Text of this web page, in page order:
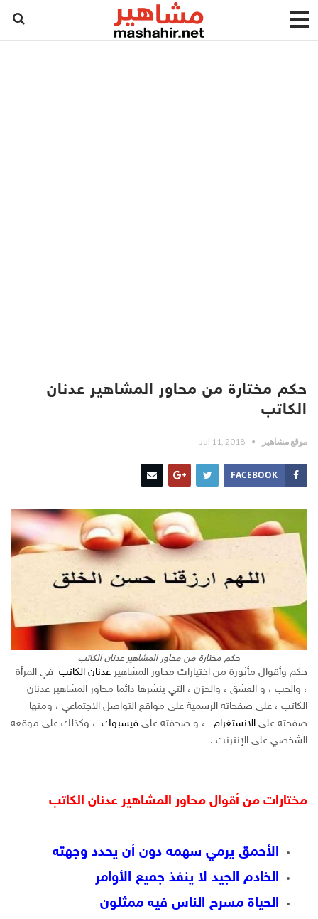
حكم مختارة من محاور المشاهير عدنان
الكاتب
موقع مشاهير Jul 11, 2018
FACEBOOK
حكم مختارة من محاور المشاهير عدنان الكاتب
حكم وأقوال مأثورة من اختيارات محاور المشاهير عدنان الكاتبفي المرأة
، والحب ، و العشق ، والحزن ، التي ينشرها دائما محاور المشاهير عدنان
الكاتب ، على صفحاته الرسمية على مواقع التواصل الاجتماعي ، ومنها
صفحته على الانستغرام ، و صحفته على فيسبوك، وكذلك على موقعه
الشخصي على الإنترنت .
مختارات من أقوال محاور المشاهير عدنان الكاتب
الأحمق يرمي سهمه دون أن يحدد وجهته
الخادم الجيد لا ينفذ جميع الأوامر
الحياة مسرح الناس فيه ممثلون